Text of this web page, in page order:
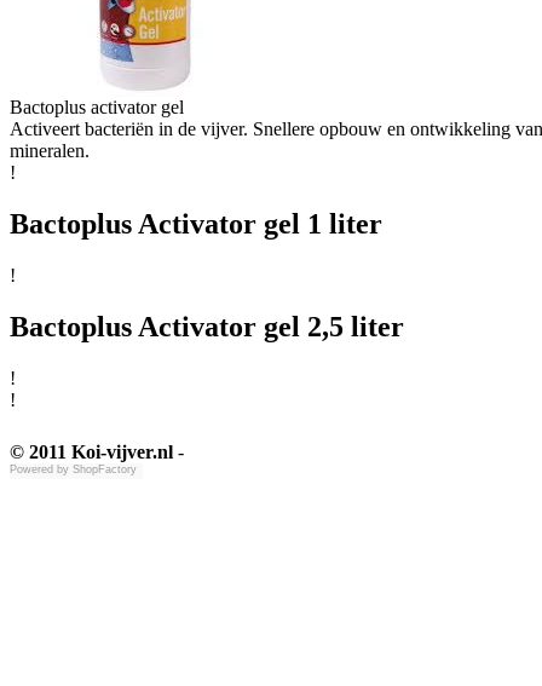
Bactoplus activator gel
Activeert bacteriën in de vijver. Snellere opbouw en ontwikkeling
mineralen.
!
Bactoplus Activator gel 1 liter
!
Bactoplus Activator gel 2,5 liter
!
!
© 2011 Koi-vijver.nl -
Powered by ShopFactory